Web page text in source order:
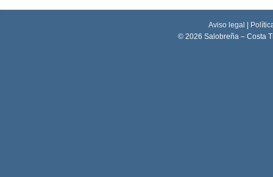
Aviso legal |
© 2026 Salobreña – Costa